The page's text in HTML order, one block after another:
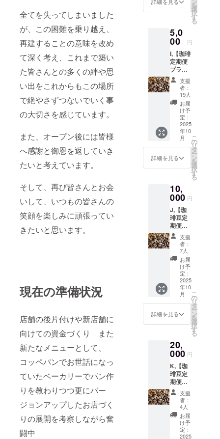
全てを失ってしまいました
が、この困難を乗り越え、
再建することの意味を改め
て深く考え、これまで築い
た皆さんとの多くの絆や思
い出をこれからもこの場所
で絶やさずつないでいく事
の大切さを感じています。
また、オープン後には皆様
へ感謝と御恩を返していき
たいと考えています。
そして、再び皆さんとお会
いして、いつもの皆さんの
笑顔を楽しみに頑張ってい
きたいと思います。
現在の準備状況
店舗の後片付けや新店舗に
向けての資金づくり また
新たなメニューとして、
コッペパンでお世話になっ
ていたベーカリーでパン作
りを教わりつつ更にバー
ジョンアップしたお店づく
りの展開を考察しながら奮
闘中
をお返
ししま
す。
の商品
購入券
を500円
券×60人
分
（3000
0円分）
利用期
限；
2026年
3月31日
まで ・
当店よ
り感謝
を込め
たお礼
メール
・利用
した学
生から
をお返
ししま
す。
を
選
択
す
る
5,0
00 円
I,【珈琲
定期便
プラ
ン】
「煎り
屋」自
慢のス
ペシャ
ルティ
珈琲
（月替
わりで
150g,）
を3ヶ月
連続で
お届け
す。
・内
容：月
替わり
スペ
シャル
ティ珈
琲 各
150g（
合計
450g）
・発送
時期：
毎月中
旬（予
定） ・
送料込
先住所
※「挽き
豆」又
は
「豆」
をお選
びくだ
さい。
「挽き
豆」を
ご希望
支援
者：
19人
お届
け予
定：
2025
年10
月
詳細を見る
こ
の
リ
タ
ー
ン
を
選
択
す
る
10,
000 円
J,【珈
琲豆定
期便プ
ラン】
「煎り
屋」自
慢のス
ペシャ
ルティ
珈琲
（月替
わりで
150g,）
を6ヶ月
連続で
お届け
す。
・内
容：月
替わり
スペ
シャル
ティ珈
琲 各
150g（
合計
900g）
・発送
支援
者：
7人
お届
け予
定：
2025
年10
月
詳細を見る
こ
の
リ
タ
ー
ン
を
選
択
す
る
20,
000 円
K,【珈
琲豆定
期便プ
ラン】
「煎り
屋」自
慢のス
ペシャ
ルティ
珈琲
支援
者：
4人
お届
け予
定：
2025